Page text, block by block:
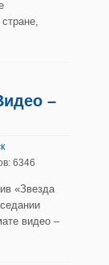
–
6346
«Звезда
видео –